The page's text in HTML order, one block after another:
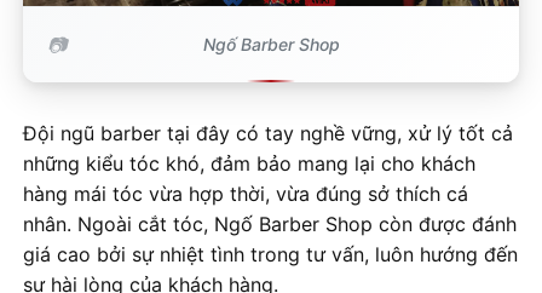
Ngố Barber Shop
Đội ngũ barber tại đây có tay nghề vững, xử lý tốt cả
những kiểu tóc khó, đảm bảo mang lại cho khách
hàng mái tóc vừa hợp thời, vừa đúng sở thích cá
nhân. Ngoài cắt tóc, Ngố Barber Shop còn được đánh
giá cao bởi sự nhiệt tình trong tư vấn, luôn hướng đến
sự hài lòng của khách hàng.